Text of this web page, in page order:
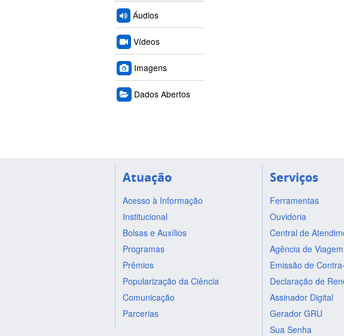
Áudios
Vídeos
Imagens
Dados Abertos
Atuação
Acesso à Informação
Institucional
Bolsas e Auxílios
Programas
Prêmios
Popularização da Ciência
Comunicação
Parcerias
Serviços
Ferramentas
Ouvidoria
Central de
Agência de Viagem
Emissão de
Declaração de
Assinador Digital
Gerador GRU
Sua Senha